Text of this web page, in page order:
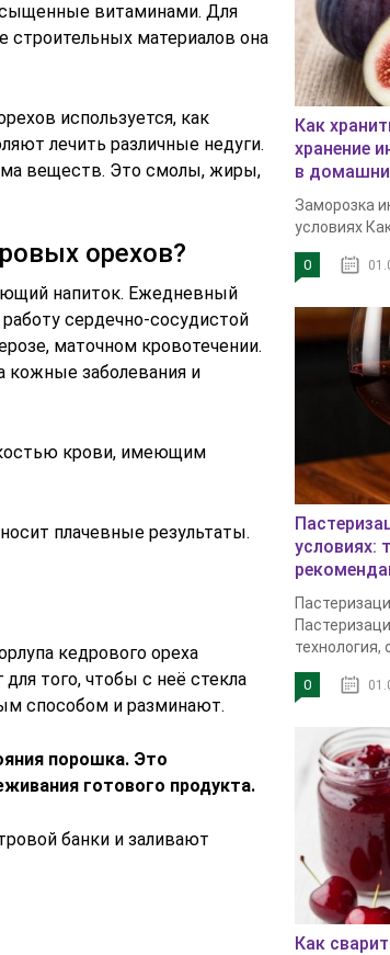
витаминами. Для
строительных материалов она
используется, как
лечить различные недуги.
веществ. Это смолы, жиры,
орехов?
напиток. Ежедневный
сердечно-сосудистой
маточном кровотечении.
кожные заболевания и
крови, имеющим
плачевные результаты.
кедрового ореха
того, чтобы с неё стекла
способом и разминают.
порошка. Это
готового продукта.
банки и заливают
Как
хранение
в
Заморозка
условиях
0
условиях:
технология,
0
Как